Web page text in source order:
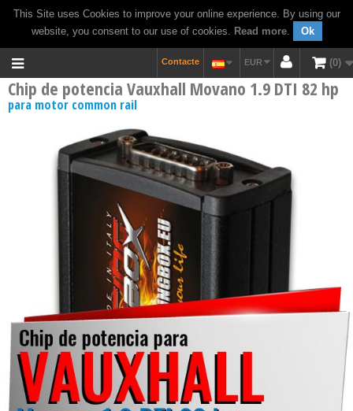
This Site uses Cookies to improve your online experience. By using our
website, you consent to our use of cookies. Read more. Ok
0
EUR
Contacte
Chip de potencia Vauxhall Movano 1.9 DTI 82 hp
para motor common rail